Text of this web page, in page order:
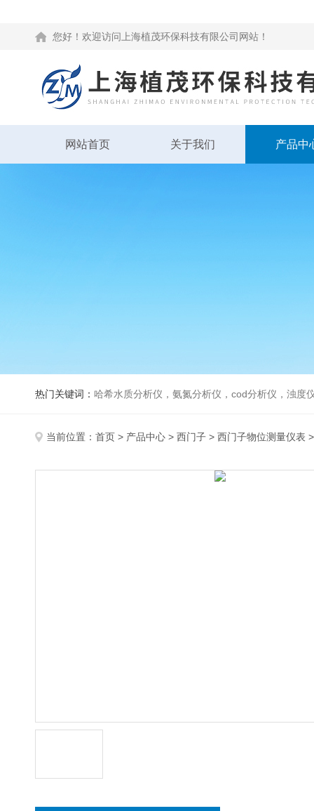
您好！欢迎访问上海植茂环保科技有限公司网站！
网站首页 关于我们 产品中
热门关键词： 哈希水质分析仪，氨氮分析仪，cod分析仪，浊度
当前位置： 首页 > 产品中心 > 西门子 > 西门子物位测量仪表